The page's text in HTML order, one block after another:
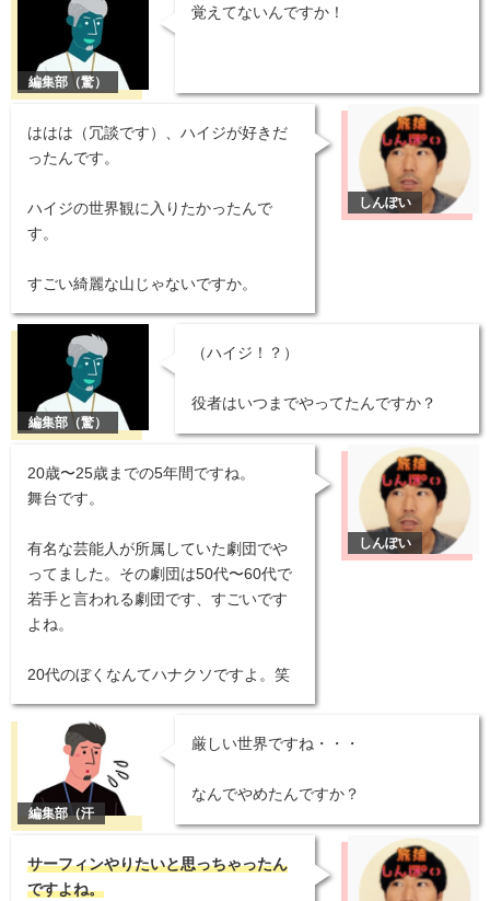
覚えてないんですか！
ははは（冗談です）、ハイジが好きだ
ったんです。
ハイジの世界観に入りたかったんで
す。
すごい綺麗な山じゃないですか。
（ハイジ！？）
役者はいつまでやってたんですか？
20歳〜25歳までの5年間ですね。
舞台です。
有名な芸能人が所属していた劇団でや
ってました。その劇団は50代〜60代で
若手と言われる劇団です、すごいです
よね。
20代のぼくなんてハナクソですよ。笑
厳しい世界ですね・・・
なんでやめたんですか？
サーフィンやりたいと思っちゃったん
ですよね。